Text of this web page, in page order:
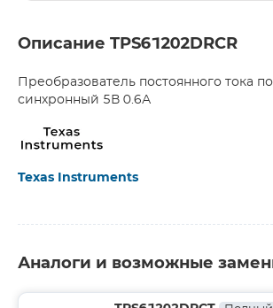
Описание TPS61202DRCR
Преобразователь постоянного тока
синхронный 5В 0.6А
Texas Instruments
Аналоги и возможные